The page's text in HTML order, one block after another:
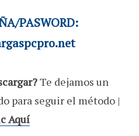
PASWORD:
Te dejamos un
para seguir el método |
Aquí